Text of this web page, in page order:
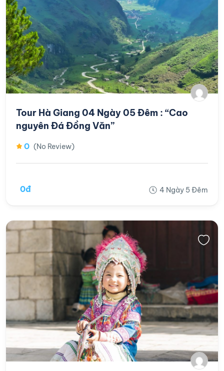
Tour Hà Giang 04 Ngày 05 Đêm : “Cao
nguyên Đá Đồng Văn”
0 (No Review)
0đ 4 Ngày 5 Đêm